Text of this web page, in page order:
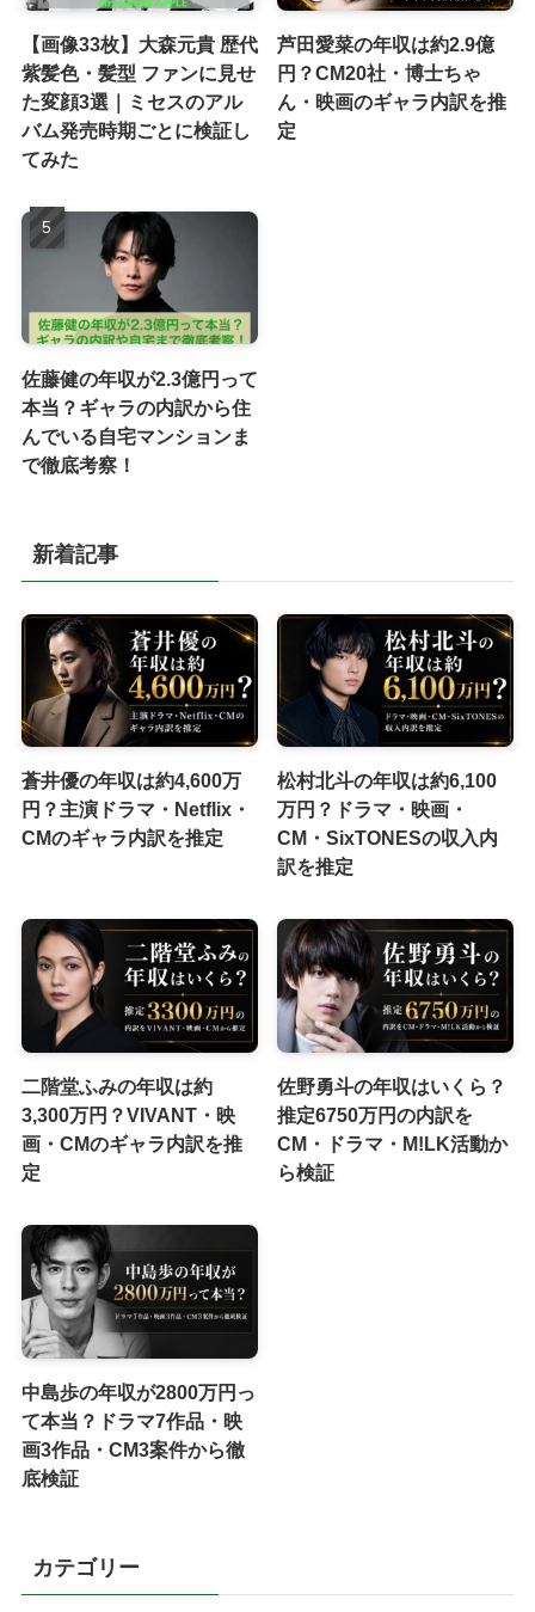
【画像33枚】大森元貴 歴代
紫髪色・髪型 ファンに見せ
た変顔3選｜ミセスのアル
バム発売時期ごとに検証し
てみた
芦田愛菜の年収は約2.9億
円？CM20社・博士ちゃ
ん・映画のギャラ内訳を推
定
佐藤健の年収が2.3億円って
本当？ギャラの内訳から住
んでいる自宅マンションま
で徹底考察！
新着記事
蒼井優の年収は約4,600万
円？主演ドラマ・Netflix・
CMのギャラ内訳を推定
松村北斗の年収は約6,100
万円？ドラマ・映画・
CM・SixTONESの収入内
訳を推定
二階堂ふみの年収は約
3,300万円？VIVANT・映
画・CMのギャラ内訳を推
定
佐野勇斗の年収はいくら？
推定6750万円の内訳を
CM・ドラマ・M!LK活動か
ら検証
中島歩の年収が2800万円っ
て本当？ドラマ7作品・映
画3作品・CM3案件から徹
底検証
カテゴリー